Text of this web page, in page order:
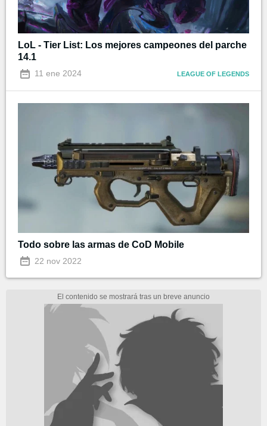
LoL - Tier List: Los mejores campeones del parche
14.1
11 ene 2024 LEAGUE OF LEGENDS
Todo sobre las armas de CoD Mobile
22 nov 2022